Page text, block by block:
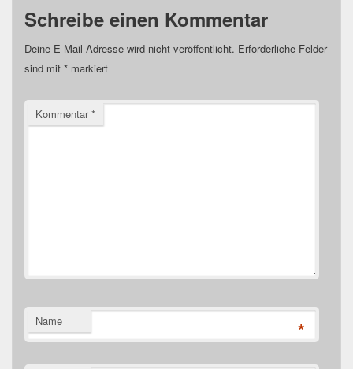
Schreibe einen Kommentar
Deine E-Mail-Adresse wird nicht veröffentlicht. Erforderliche Felder
sind mit * markiert
Kommentar*
Name *